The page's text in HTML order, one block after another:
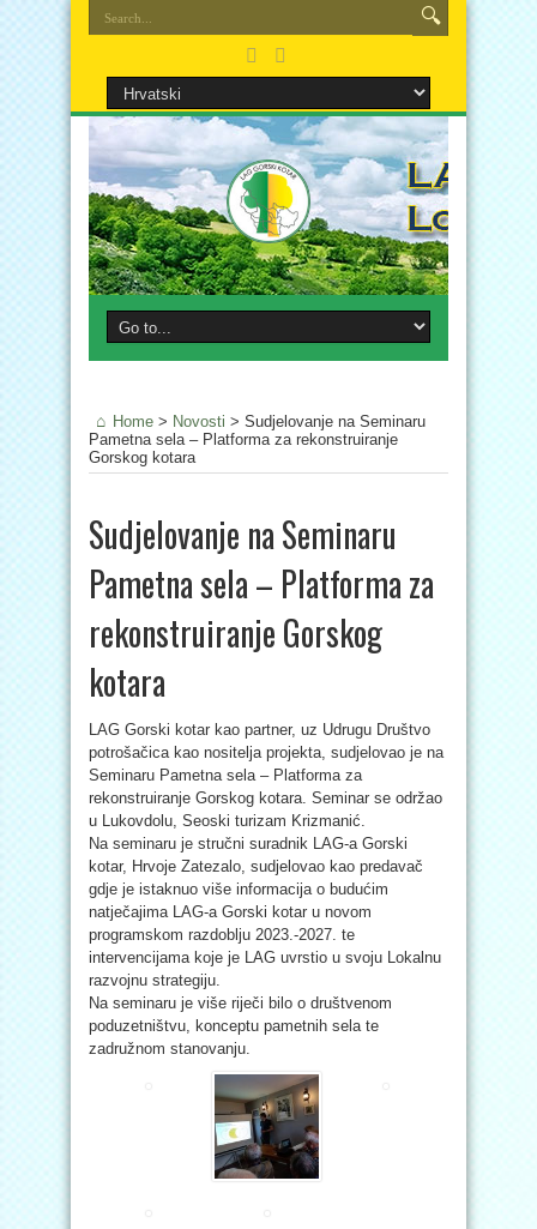
Home > Novosti > Sudjelovanje na Seminaru
Pametna sela – Platforma za rekonstruiranje
Gorskog kotara
Sudjelovanje na Seminaru
Pametna sela – Platforma za
rekonstruiranje Gorskog
kotara
LAG Gorski kotar kao partner, uz Udrugu Društvo
potrošačica kao nositelja projekta, sudjelovao je na
Seminaru Pametna sela – Platforma za
rekonstruiranje Gorskog kotara. Seminar se održao
u Lukovdolu, Seoski turizam Krizmanić.
Na seminaru je stručni suradnik LAG-a Gorski
kotar, Hrvoje Zatezalo, sudjelovao kao predavač
gdje je istaknuo više informacija o budućim
natječajima LAG-a Gorski kotar u novom
programskom razdoblju 2023.-2027. te
intervencijama koje je LAG uvrstio u svoju Lokalnu
razvojnu strategiju.
Na seminaru je više riječi bilo o društvenom
poduzetništvu, konceptu pametnih sela te
zadružnom stanovanju.